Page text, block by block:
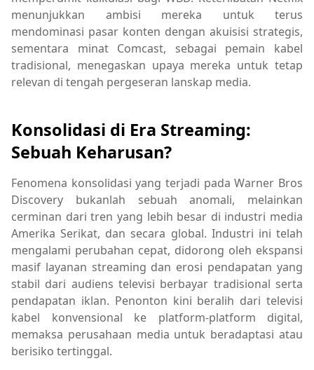
menunjukkan ambisi mereka untuk terus
mendominasi pasar konten dengan akuisisi strategis,
sementara minat Comcast, sebagai pemain kabel
tradisional, menegaskan upaya mereka untuk tetap
relevan di tengah pergeseran lanskap media.
Konsolidasi di Era Streaming:
Sebuah Keharusan?
Fenomena konsolidasi yang terjadi pada Warner Bros
Discovery bukanlah sebuah anomali, melainkan
cerminan dari tren yang lebih besar di industri media
Amerika Serikat, dan secara global. Industri ini telah
mengalami perubahan cepat, didorong oleh ekspansi
masif layanan streaming dan erosi pendapatan yang
stabil dari audiens televisi berbayar tradisional serta
pendapatan iklan. Penonton kini beralih dari televisi
kabel konvensional ke platform-platform digital,
memaksa perusahaan media untuk beradaptasi atau
berisiko tertinggal.